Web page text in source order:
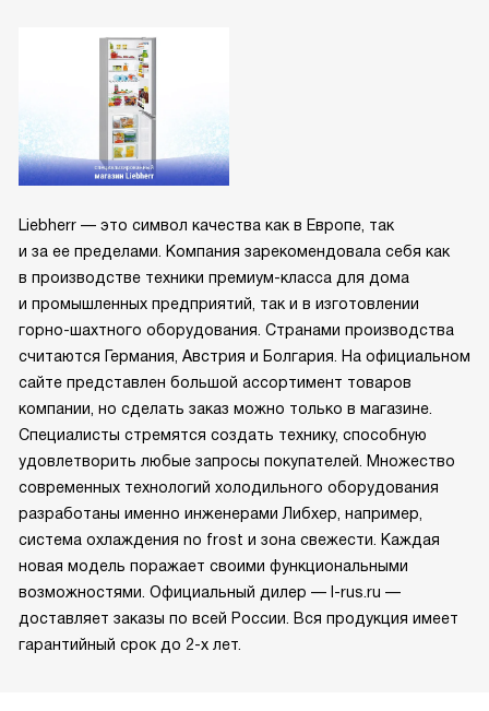
Liebherr — это символ качества как в Европе, так
и за ее пределами. Компания зарекомендовала себя как
в производстве техники премиум-класса для дома
и промышленных предприятий, так и в изготовлении
горно-шахтного оборудования. Странами производства
считаются Германия, Австрия и Болгария. На официальном
сайте представлен большой ассортимент товаров
компании, но сделать заказ можно только в магазине.
Специалисты стремятся создать технику, способную
удовлетворить любые запросы покупателей. Множество
современных технологий холодильного оборудования
разработаны именно инженерами Либхер, например,
система охлаждения no frost и зона свежести. Каждая
новая модель поражает своими функциональными
возможностями. Официальный дилер — l-rus.ru —
доставляет заказы по всей России. Вся продукция имеет
гарантийный срок до 2-х лет.